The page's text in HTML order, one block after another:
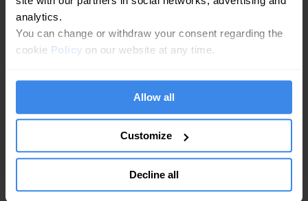
analytics.
You can change or withdraw your consent regarding the
cookie Policy on our website at any time.
Allow all
Customize
Decline all
Assistance par chat
Posez toutes vos questions concernant le tableau de bord
Petites annonces
Publiez vos annonces depuis un seul tableau de bord vers
mensuelle. Obtenez plus de clients.